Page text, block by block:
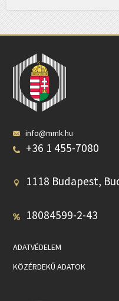
info@mmk.hu
+36 1 455-7080
1118 Budapest,
18084599-2-43
ADATVÉDELEM
KÖZÉRDEKŰ ADATOK